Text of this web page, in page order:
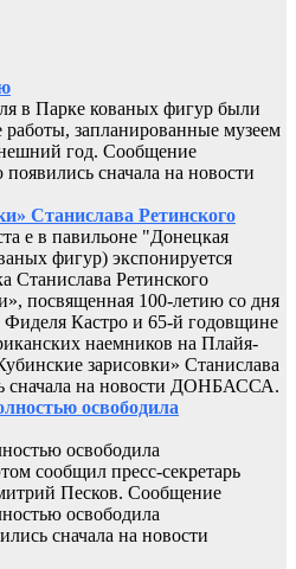
в Парке кованых фигур были
запланированные музеем
год. Сообщение
сначала на новости
Станислава Ретинского
е в павильоне "Донецкая
фигур) экспонируется
Станислава Ретинского
посвященная 100-летию со дня
Фиделя Кастро и 65-й годовщине
наемников на Плайя-
зарисовки» Станислава
сначала на новости ДОНБАССА.
освободила
освободила
сообщил пресс-секретарь
Песков. Сообщение
освободила
сначала на новости